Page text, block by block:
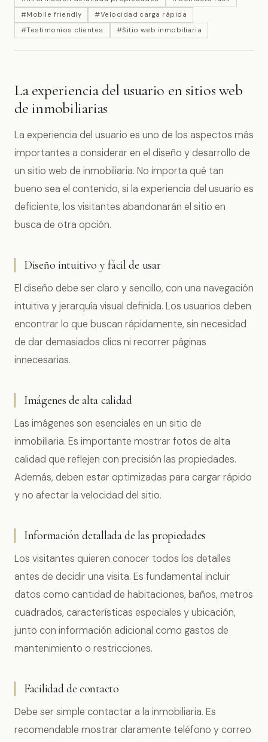
#Mobile friendly
#Velocidad carga rápida
#Testimonios clientes
#Sitio web inmobiliaria
La experiencia del usuario en sitios web
de inmobiliarias
La experiencia del usuario es uno de los aspectos más
importantes a considerar en el diseño y desarrollo de
un sitio web de inmobiliaria. No importa qué tan
bueno sea el contenido, si la experiencia del usuario es
deficiente, los visitantes abandonarán el sitio en
busca de otra opción.
Diseño intuitivo y fácil de usar
El diseño debe ser claro y sencillo, con una navegación
intuitiva y jerarquía visual definida. Los usuarios deben
encontrar lo que buscan rápidamente, sin necesidad
de dar demasiados clics ni recorrer páginas
innecesarias.
Imágenes de alta calidad
Las imágenes son esenciales en un sitio de
inmobiliaria. Es importante mostrar fotos de alta
calidad que reflejen con precisión las propiedades.
Además, deben estar optimizadas para cargar rápido
y no afectar la velocidad del sitio.
Información detallada de las propiedades
Los visitantes quieren conocer todos los detalles
antes de decidir una visita. Es fundamental incluir
datos como cantidad de habitaciones, baños, metros
cuadrados, características especiales y ubicación,
junto con información adicional como gastos de
mantenimiento o restricciones.
Facilidad de contacto
Debe ser simple contactar a la inmobiliaria. Es
recomendable mostrar claramente teléfono y correo